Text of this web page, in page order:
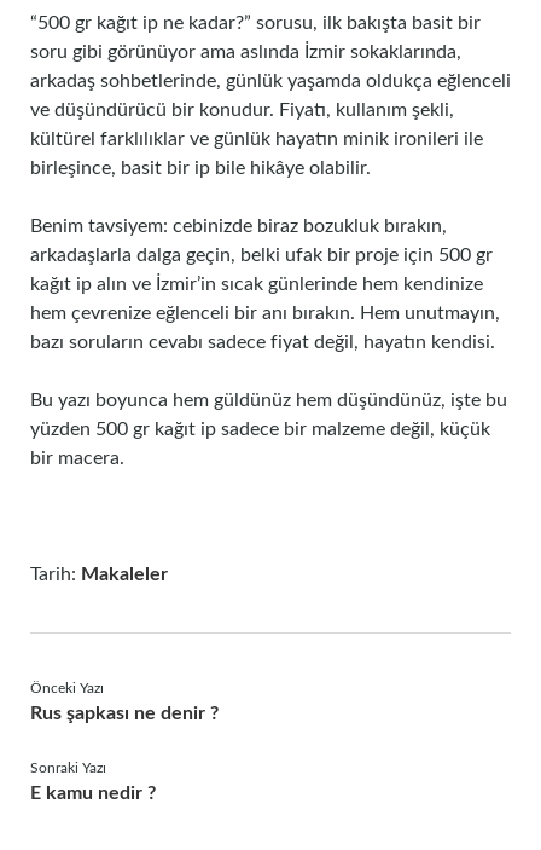
“500 gr kağıt ip ne kadar?” sorusu, ilk bakışta basit bir
soru gibi görünüyor ama aslında İzmir sokaklarında,
arkadaş sohbetlerinde, günlük yaşamda oldukça eğlenceli
ve düşündürücü bir konudur. Fiyatı, kullanım şekli,
kültürel farklılıklar ve günlük hayatın minik ironileri ile
birleşince, basit bir ip bile hikâye olabilir.
Benim tavsiyem: cebinizde biraz bozukluk bırakın,
arkadaşlarla dalga geçin, belki ufak bir proje için 500 gr
kağıt ip alın ve İzmir’in sıcak günlerinde hem kendinize
hem çevrenize eğlenceli bir anı bırakın. Hem unutmayın,
bazı soruların cevabı sadece fiyat değil, hayatın kendisi.
Bu yazı boyunca hem güldünüz hem düşündünüz, işte bu
yüzden 500 gr kağıt ip sadece bir malzeme değil, küçük
bir macera.
Tarih: Makaleler
Önceki Yazı
Rus şapkası ne denir ?
Sonraki Yazı
E kamu nedir ?